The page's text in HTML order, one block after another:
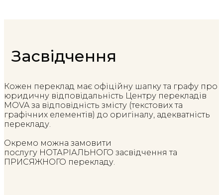
Засвідчення
Кожен переклад має офіційну шапку та графу про
юридичну відповідальність Центру перекладів
MOVA за відповідність змісту (текстових та
графічних елементів) до оригіналу, адекватність
перекладу.
Окремо можна замовити
послугу НОТАРІАЛЬНОГО засвідчення та
ПРИСЯЖНОГО перекладу.